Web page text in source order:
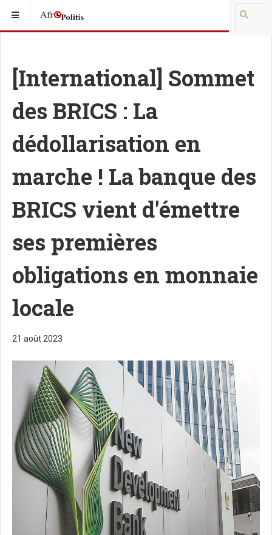
[International] Sommet
des BRICS : La
dédollarisation en
marche ! La banque des
BRICS vient d'émettre
ses premières
obligations en monnaie
locale
21 août 2023